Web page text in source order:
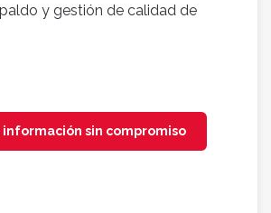
y gestión de calidad de
sin compromiso